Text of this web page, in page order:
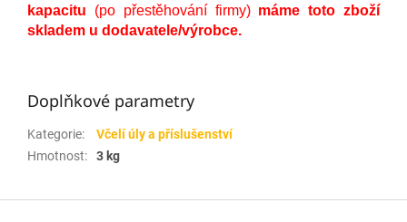
kapacitu (po přestěhování firmy) máme toto zboží
skladem u dodavatele/výrobce.
Doplňkové parametry
Kategorie:
Včelí úly a příslušenství
Hmotnost: 3 kg
Z